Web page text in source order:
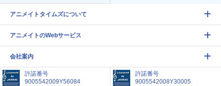
アニメイトタイムズについて
アニメイトのWebサービス
会社案内
許諾番号
9005542009Y56084
許諾番号
9005542008Y30005